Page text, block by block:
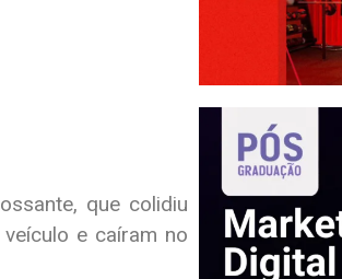
que colidiu
e caíram no